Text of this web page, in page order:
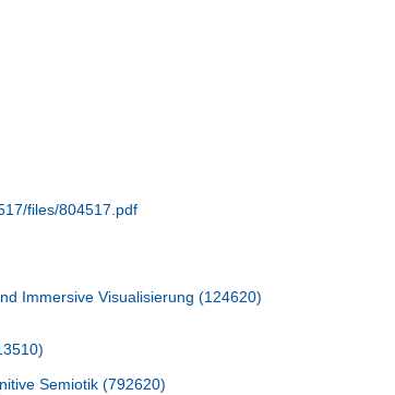
files/804517.pdf
Immersive Visualisierung (124620)
Semiotik (792620)